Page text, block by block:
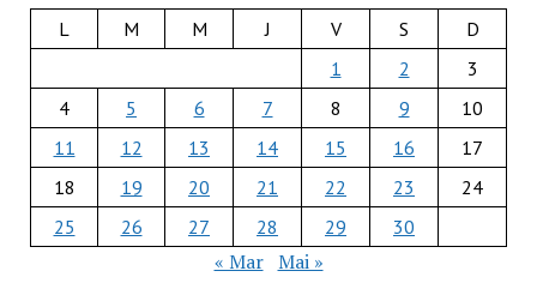
L M M J V S
D
1
2
3
4
5 6 7 8 9
10
11
12 13 14 15 16
17
18
19 20 21 22 23
24
25
26 27 28 29 30
« Mar Mai »